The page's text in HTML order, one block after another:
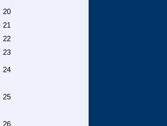
20
21
22
23
24
25
26